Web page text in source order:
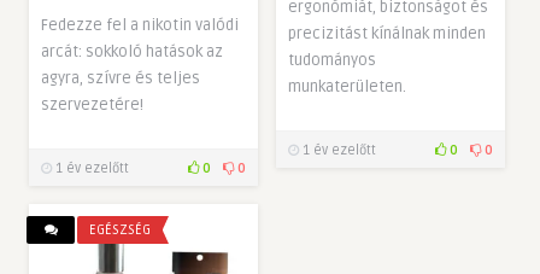
ergonómiát, biztonságot és
precizitást kínálnak minden
tudományos
munkaterületen.
1 év ezelőtt 0 0
Fedezze fel a nikotin valódi
arcát: sokkoló hatások az
agyra, szívre és teljes
szervezetére!
1 év ezelőtt 0 0
EGÉSZSÉG